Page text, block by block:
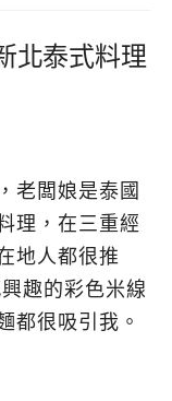
北泰式料理
老闆娘是泰國
理，在三重經
地人都很推
趣的彩色米線
都很吸引我。